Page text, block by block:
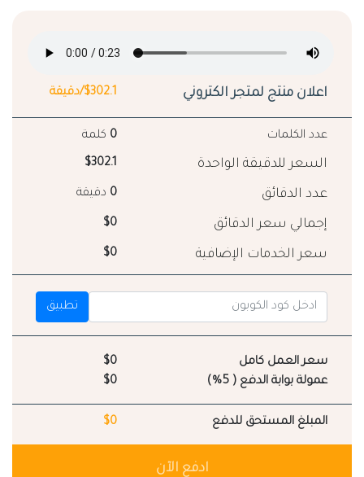
اعلان منتج لمتجر الكتروني $302.1/دقيقة
عدد الكلمات 0 كلمة
السعر للدقيقة الواحدة $302.1
عدد الدقائق 0 دقيقة
إجمالي سعر الدقائق $0
سعر الخدمات الإضافية $0
تطبيق
سعر العمل كامل
$0
عمولة بوابة الدفع ( 5%)
$0
المبلغ المستحق للدفع $0
ادفع الآن